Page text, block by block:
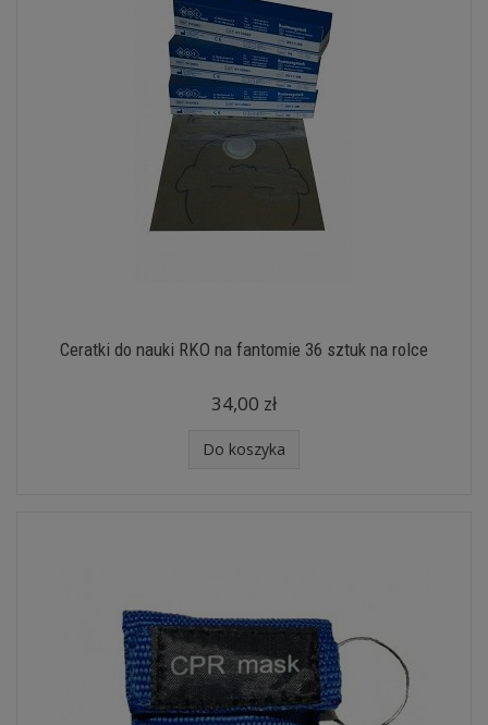
Ceratki do nauki RKO na fantomie 36 sztuk na rolce
34,00 zł
Do koszyka